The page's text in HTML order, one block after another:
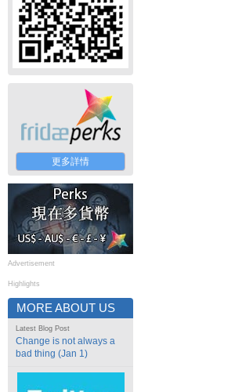
更多詳情
Advertisement
Highlights
MORE ABOUT US
Latest Blog Post
Change is not always a
bad thing (Jan 1)